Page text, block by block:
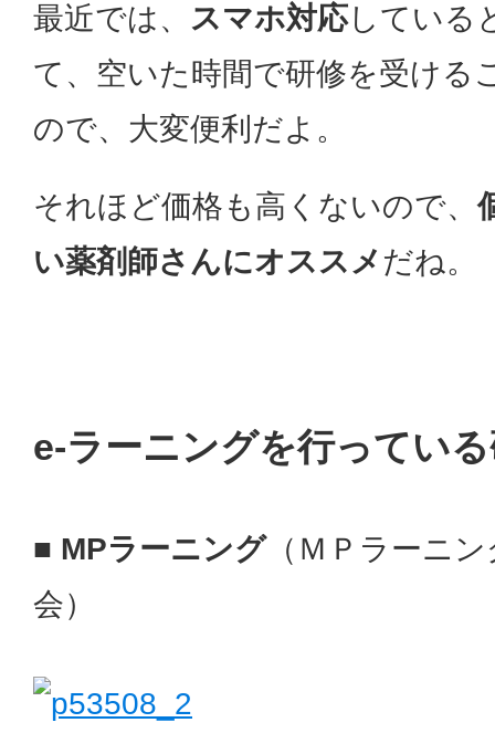
最近では、 スマホ対応している
て、空いた時間で研修を受ける
ので、大変便利だよ。
それほど価格も高くないので、
い薬剤師さんにオススメだね。
e-ラーニングを行ってい
■ MPラーニング（ＭＰラーニ
会）